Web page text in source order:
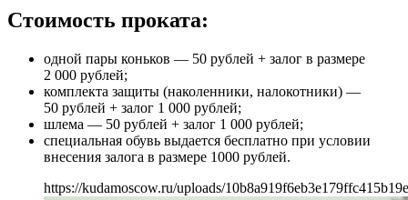
Стоимость проката:
одной пары коньков — 50 рублей + залог в размере
2 000 рублей;
комплекта защиты (наколенники, налокотники) —
50 рублей + залог 1 000 рублей;
шлема — 50 рублей + залог 1 000 рублей;
специальная обувь выдается бесплатно при условии
внесения залога в размере 1000 рублей.
https://kudamoscow.ru/uploads/